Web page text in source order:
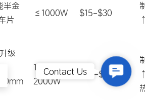
半金
片
≤1000W $15-$30
级
1000W-
2000W
$35-$65
Contact
Contact Us